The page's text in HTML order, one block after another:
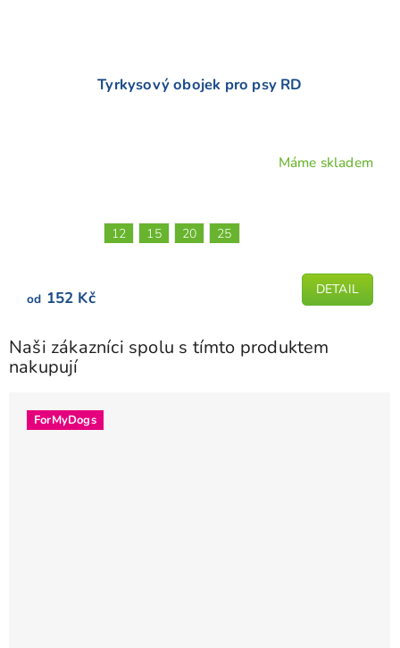
Tyrkysový obojek pro psy RD
Máme skladem
od 152 Kč DETAIL
12 15 20 25
Naši zákazníci spolu s tímto produktem
nakupují
ForMyDogs